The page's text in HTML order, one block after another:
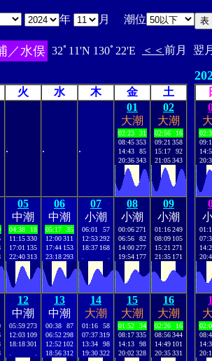
年 月 潮位
／水俣 32ﾟ11'N 130ﾟ22'E ＜＜ 前月 翌
火 水 木 金 土
. . .
01
大潮
02:23
31
08:45353
14:43
85
20:36343
02
大潮
02:56
16
09:21 358
15:17
92
21:05343
05
中潮
04:38
18
11:15330
17:01 135
22:40313
06
中潮
05:17
35
12:00311
17:44 153
23:18293
07
小潮
06:01
57
12:53292
18:37 168
08
小潮
00:06271
06:56
82
14:00277
19:54 177
09
小潮
01:16249
08:09 105
15:21 271
21:35 171
12
中潮
05:59273
12:03 109
18:18301
13
中潮
00:38
87
06:52298
12:52 102
18:56312
14
大潮
01:16
58
07:37319
13:34
98
19:30322
15
大潮
01:52
34
08:17335
14:13
98
20:02328
16
大潮
02:26
16
08:56344
14:49 101
20:35331